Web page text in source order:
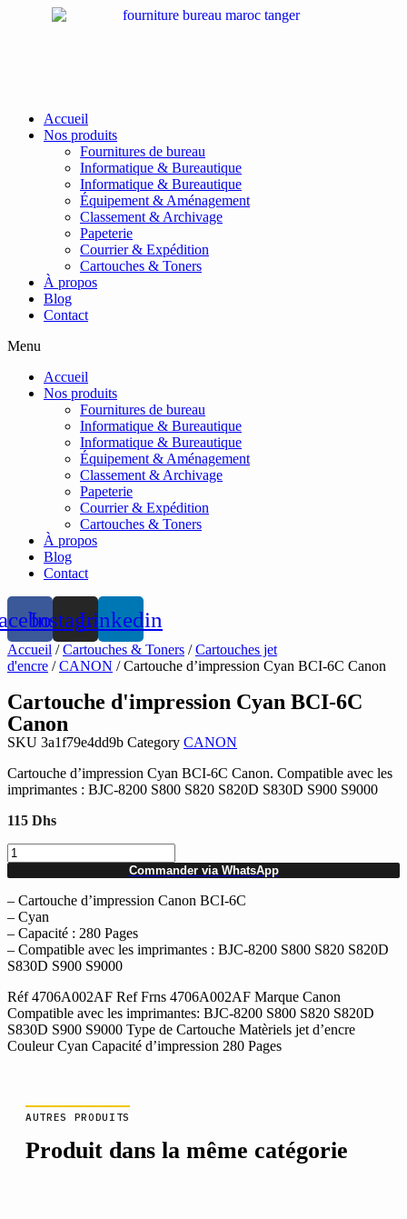
Accueil
Nos produits
Fournitures de bureau
Informatique & Bureautique
Informatique & Bureautique
Équipement & Aménagement
Classement & Archivage
Papeterie
Courrier & Expédition
Cartouches & Toners
À propos
Blog
Contact
Menu
Accueil
Nos produits
Fournitures de bureau
Informatique & Bureautique
Informatique & Bureautique
Équipement & Aménagement
Classement & Archivage
Papeterie
Courrier & Expédition
Cartouches & Toners
À propos
Blog
Contact
InstagramLinkedin
Accueil /Cartouches & Toners /Cartouches jet
d'encre /CANON / Cartouche d’impression Cyan BCI-6C Canon
Cartouche d'impression Cyan BCI-6C
Canon
SKU 3a1f79e4dd9b Category CANON
Cartouche d’impression Cyan BCI-6C Canon. Compatible avec les
imprimantes : BJC-8200 S800 S820 S820D S830D S900 S9000
115 Dhs
quantité
de
Cartouche
d'impression
Cyan
BCI-
6C
Canon
Commander via WhatsApp
– Cartouche d’impression Canon BCI-6C
– Cyan
– Capacité : 280 Pages
– Compatible avec les imprimantes : BJC-8200 S800 S820 S820D
S830D S900 S9000
Réf 4706A002AF Ref Frns 4706A002AF Marque Canon
Compatible avec les imprimantes: BJC-8200 S800 S820 S820D
S830D S900 S9000 Type de Cartouche Matèriels jet d’encre
Couleur Cyan Capacité d’impression 280 Pages
AUTRES PRODUITS
Produit dans la même catégorie